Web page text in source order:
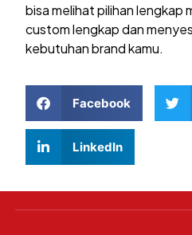
bisa melihat pilihan lengkap
custom lengkap dan
kebutuhan brand kamu.
Facebook
LinkedIn